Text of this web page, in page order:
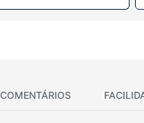
COMENTÁRIOS